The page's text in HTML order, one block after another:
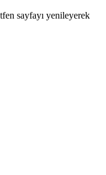
sayfayı yenileyerek